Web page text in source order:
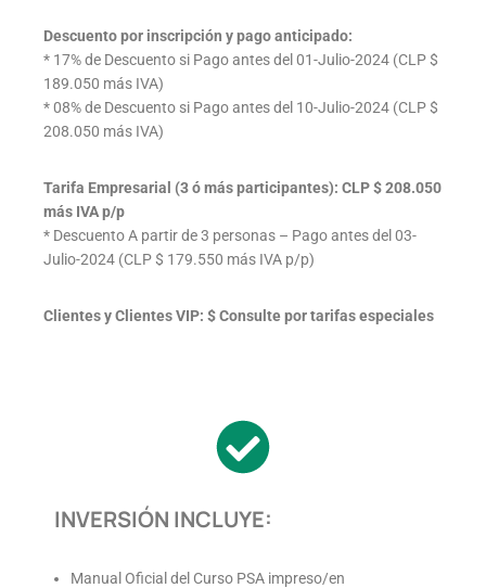
Descuento por inscripción y pago anticipado:
* 17% de Descuento si Pago antes del 01-Julio-2024 (CLP $
189.050 más IVA)
* 08% de Descuento si Pago antes del 10-Julio-2024 (CLP $
208.050 más IVA)
Tarifa Empresarial (3 ó más participantes): CLP $ 208.050
más IVA p/p
* Descuento A partir de 3 personas – Pago antes del 03-
Julio-2024 (CLP $ 179.550 más IVA p/p)
Clientes y Clientes VIP: $ Consulte por tarifas especiales
INVERSIÓN INCLUYE:
Manual Oficial del Curso PSA impreso/en